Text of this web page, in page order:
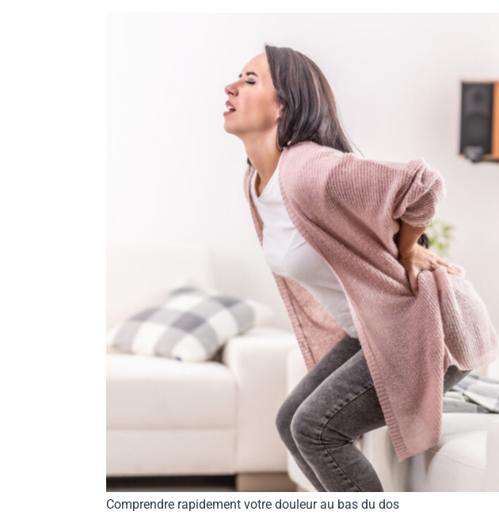
Comprendre rapidement votre douleur au bas du dos